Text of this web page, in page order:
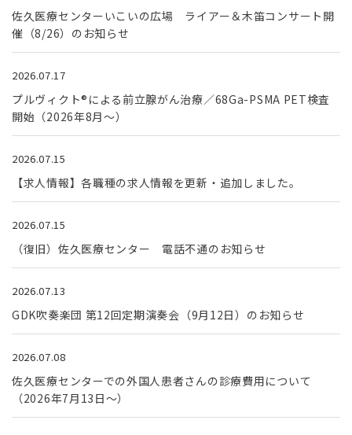
佐久医療センターいこいの広場 ライアー＆木笛コンサート開
催（8/26）のお知らせ
2026.07.17
プルヴィクト®による前立腺がん治療／68Ga-PSMA PET検査
開始（2026年8月～）
2026.07.15
【求人情報】各職種の求人情報を更新・追加しました。
2026.07.15
（復旧）佐久医療センター 電話不通のお知らせ
2026.07.13
GDK吹奏楽団 第12回定期演奏会（9月12日）のお知らせ
2026.07.08
佐久医療センターでの外国人患者さんの診療費用について
（2026年7月13日～）